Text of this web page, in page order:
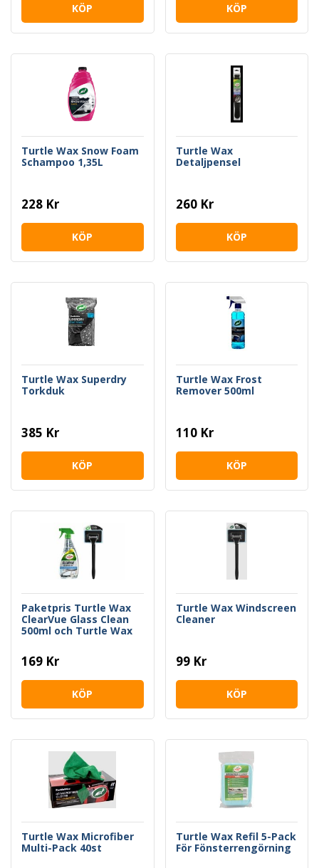
KÖP KÖP
Turtle Wax Snow Foam
Schampoo 1,35L
228 Kr
KÖP
Turtle Wax
Detaljpensel
260 Kr
KÖP
Turtle Wax Superdry
Torkduk
385 Kr
KÖP
Turtle Wax Frost
Remover 500ml
110 Kr
KÖP
Paketpris Turtle Wax
ClearVue Glass Clean
500ml och Turtle Wax
169 Kr
KÖP
Turtle Wax Windscreen
Cleaner
99 Kr
KÖP
Turtle Wax Microfiber
Multi-Pack 40st
Turtle Wax Refil 5-Pack
För Fönsterrengörning